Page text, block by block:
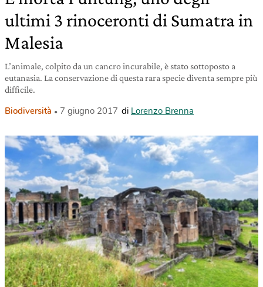
ultimi 3 rinoceronti di Sumatra in
Malesia
L’animale, colpito da un cancro incurabile, è stato sottoposto a
eutanasia. La conservazione di questa rara specie diventa sempre più
difficile.
Biodiversità 7 giugno 2017 di Lorenzo Brenna